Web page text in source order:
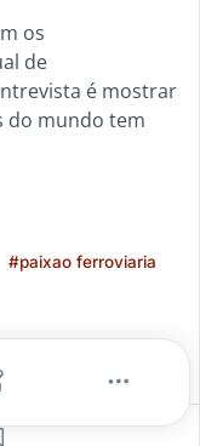
os
de
é mostrar
do mundo tem
#paixao ferroviaria